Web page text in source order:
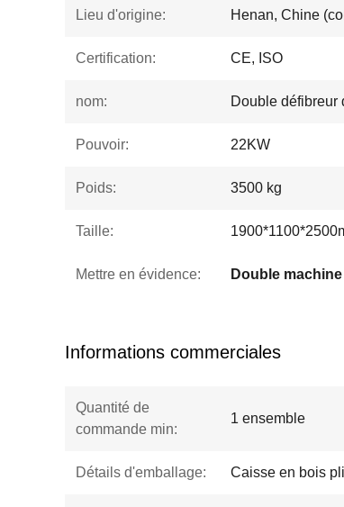
Lieu d'origine: Henan, Chine
Certification: CE, ISO
nom: Double défibreur
Pouvoir: 22KW
Poids: 3500 kg
Taille:
Mettre en évidence: Double
Informations commerciales
Quantité de
commande min:
1 ensemble
Détails d'emballage: Caisse en bois